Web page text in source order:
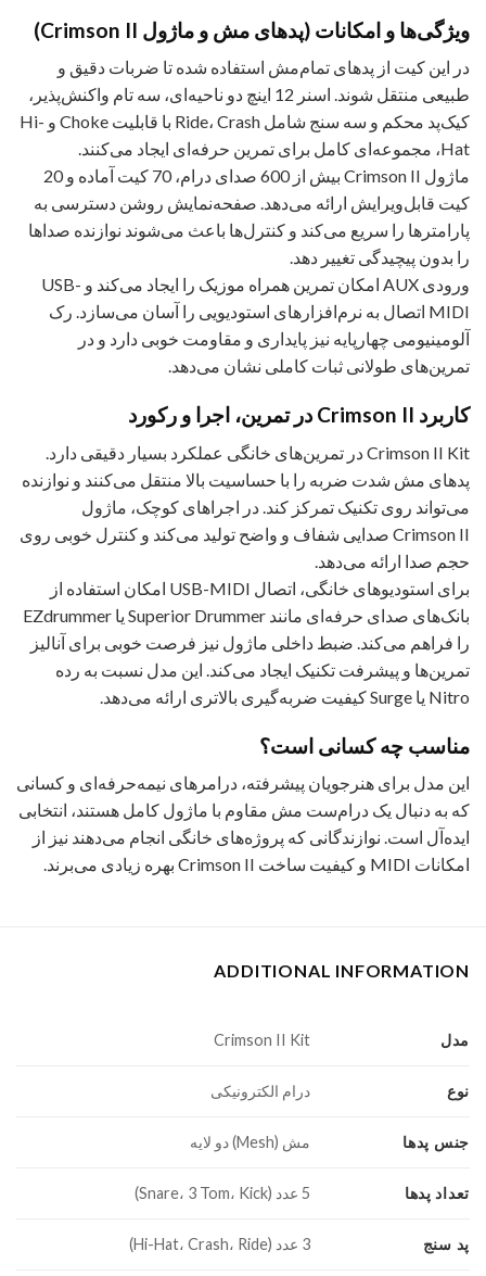
ویژگی‌ها و امکانات (پدهای مش و ماژول Crimson II)
در این کیت از پدهای تمام‌مش استفاده شده تا ضربات دقیق و
طبیعی منتقل شوند. اسنر 12 اینچ دو ناحیه‌ای، سه تام واکنش‌پذیر،
کیک‌پد محکم و سه سنج شامل Ride، Crash با قابلیت Choke و Hi-
Hat، مجموعه‌ای کامل برای تمرین حرفه‌ای ایجاد می‌کنند.
ماژول Crimson II بیش از 600 صدای درام، 70 کیت آماده و 20
کیت قابل‌ویرایش ارائه می‌دهد. صفحه‌نمایش روشن دسترسی به
پارامترها را سریع می‌کند و کنترل‌ها باعث می‌شوند نوازنده صداها
را بدون پیچیدگی تغییر دهد.
ورودی AUX امکان تمرین همراه موزیک را ایجاد می‌کند و USB-
MIDI اتصال به نرم‌افزارهای استودیویی را آسان می‌سازد. رک
آلومینیومی چهارپایه نیز پایداری و مقاومت خوبی دارد و در
تمرین‌های طولانی ثبات کاملی نشان می‌دهد.
کاربرد Crimson II در تمرین، اجرا و رکورد
Crimson II Kit در تمرین‌های خانگی عملکرد بسیار دقیقی دارد.
پدهای مش شدت ضربه را با حساسیت بالا منتقل می‌کنند و نوازنده
می‌تواند روی تکنیک تمرکز کند. در اجراهای کوچک، ماژول
Crimson II صدایی شفاف و واضح تولید می‌کند و کنترل خوبی روی
حجم صدا ارائه می‌دهد.
برای استودیوهای خانگی، اتصال USB-MIDI امکان استفاده از
بانک‌های صدای حرفه‌ای مانند Superior Drummer یا EZdrummer
را فراهم می‌کند. ضبط داخلی ماژول نیز فرصت خوبی برای آنالیز
تمرین‌ها و پیشرفت تکنیک ایجاد می‌کند. این مدل نسبت به رده
Nitro یا Surge کیفیت ضربه‌گیری بالاتری ارائه می‌دهد.
مناسب چه کسانی است؟
این مدل برای هنرجویان پیشرفته، درامرهای نیمه‌حرفه‌ای و کسانی
که به دنبال یک درام‌ست مش مقاوم با ماژول کامل هستند، انتخابی
ایده‌آل است. نوازندگانی که پروژه‌های خانگی انجام می‌دهند نیز از
امکانات MIDI و کیفیت ساخت Crimson II بهره زیادی می‌برند.
ADDITIONAL INFORMATION
مدل Crimson II Kit
نوع درام الکترونیکی
جنس پدها مش (Mesh) دو لایه
تعداد پدها 5 عدد (Snare، 3 Tom، Kick)
پد سنج 3 عدد (Hi-Hat، Crash، Ride)